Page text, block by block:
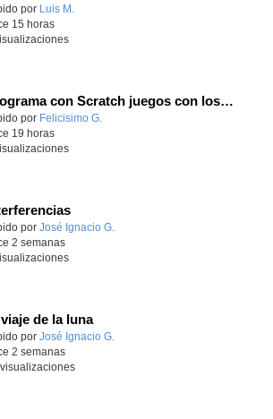
educativo.
por Luis M.
15 horas
Programa con Scratch juegos con los partidos del mundial 2026 ganados por España
educativo.
por Felicisimo G.
19 horas
educativo.
por José Ignacio G.
2 semanas
de la luna
educativo.
por José Ignacio G.
2 semanas